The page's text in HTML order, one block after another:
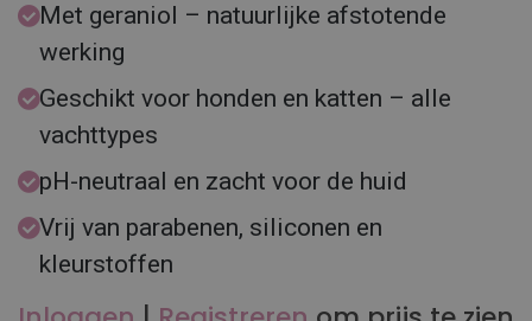
Met geraniol – natuurlijke afstotende
werking
Geschikt voor honden en katten – alle
vachttypes
pH-neutraal en zacht voor de huid
Vrij van parabenen, siliconen en
kleurstoffen